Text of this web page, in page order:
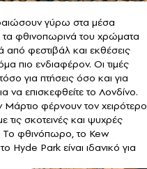
γύρω στα μέσα
τα φθινοπωρινά του χρώματα
φεστιβάλ και εκθέσεις
πιο ενδιαφέρον. Οι τιμές
για πτήσεις όσο και για
να επισκεφθείτε το Λονδίνο.
φέρνουν τον χειρότερο
σκοτεινές και ψυχρές
Το φθινόπωρο, το Kew
Hyde Park είναι ιδανικό για